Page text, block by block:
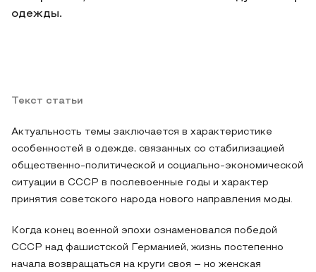
одежды.
Текст статьи
Актуальность темы заключается в характеристике
особенностей в одежде, связанных со стабилизацией
общественно-политической и социально-экономической
ситуации в СССР в послевоенные годы и характер
принятия советского народа нового направления моды.
Когда конец военной эпохи ознаменовался победой
СССР над фашистской Германией, жизнь постепенно
начала возвращаться на круги своя – но женская